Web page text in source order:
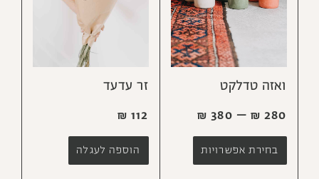
ואזה טדלקט
₪ 280
–
₪ 380
בחירת אפשרויות
זר עדעד
₪ 112
הוספה לעגלה